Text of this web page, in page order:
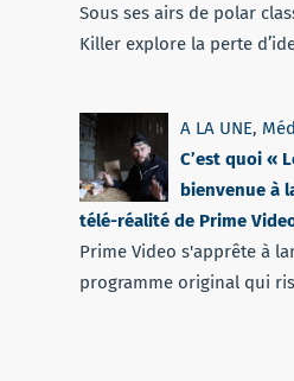
Sous ses airs de polar
Killer explore la perte
A LA UNE,
C’est quoi «
bienvenue à
télé-réalité de Prime
Prime Video s'apprête à
programme original qui